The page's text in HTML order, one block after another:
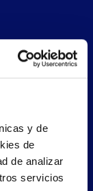
y de
de
de analizar
servicios
contacto